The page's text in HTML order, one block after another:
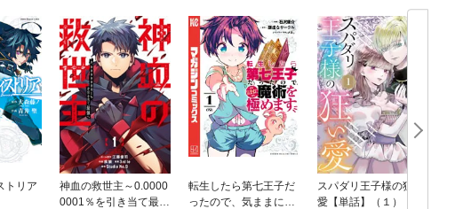
トリア
神血の救世主～0.0000
0001％を引き当て最強
転生したら第七王子だ
ったので、気ままに魔
スパダリ王子様の狂い
愛【単話】（１）